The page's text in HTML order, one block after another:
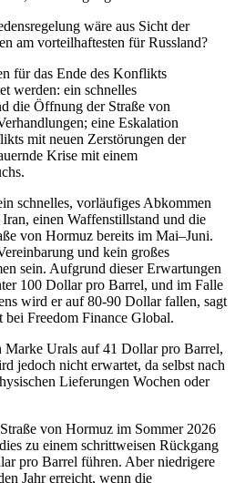
wäre aus Sicht der
am vorteilhaftesten für Russland?
für das Ende des Konflikts
werden: ein schnelles
die Öffnung der Straße von
eine Eskalation
mit neuen Zerstörungen der
Krise mit einem
schnelles, vorläufiges Abkommen
einen Waffenstillstand und die
von Hormuz bereits im Mai–Juni.
und kein großes
sein. Aufgrund dieser Erwartungen
100 Dollar pro Barrel, und im Falle
wird er auf 80-90 Dollar fallen, sagt
Freedom Finance Global.
Marke Urals auf 41 Dollar pro Barrel,
jedoch nicht erwartet, da selbst nach
Lieferungen Wochen oder
von Hormuz im Sommer 2026
zu einem schrittweisen Rückgang
pro Barrel führen. Aber niedrigere
Jahr erreicht, wenn die